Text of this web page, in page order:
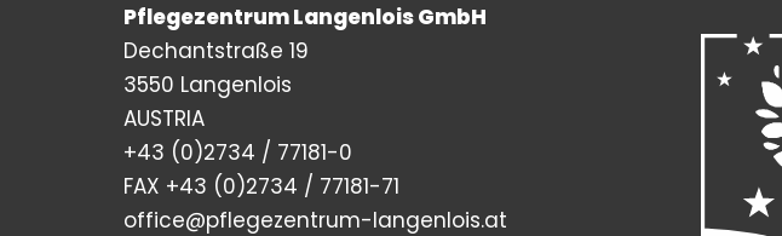
Pflegezentrum Langenlois GmbH
Dechantstraße 19
3550 Langenlois
AUSTRIA
+43 (0)2734 / 77181-0
FAX +43 (0)2734 / 77181-71
office@pflegezentrum-langenlois.at